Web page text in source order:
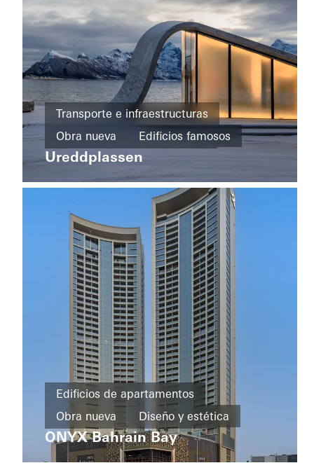
Viviendas
particulares
Obra
nueva
Puertas
United
Arab
Emirates
Private
Home
Majlis
Transporte e infraestructuras
Obra nueva
Edificios famosos
Fachadas
Norway
Ureddplassen
Barrios
edificios
de uso
Deutschlandhaus
Edificios de apartamentos
Obra nueva
Diseño y estética
Fachadas
Bahrain
ONYX Bahrain Bay